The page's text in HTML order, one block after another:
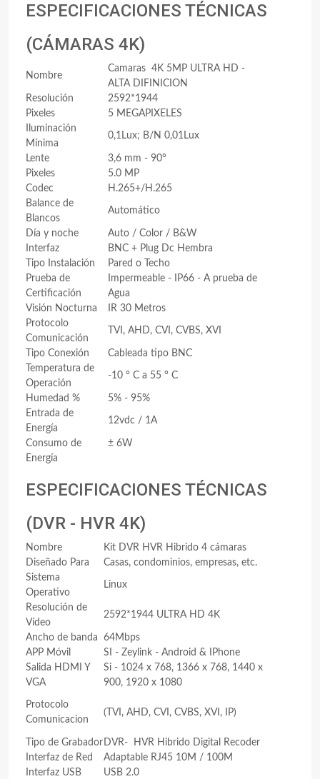
ESPECIFICACIONES TÉCNICAS
(CÁMARAS 4K)
Nombre
Camaras 4K 5MP ULTRA HD -
ALTA DIFINICION
Resolución
2592*1944
Pixeles
5 MEGAPIXELES
Iluminación
Mínima
0,1Lux; B/N 0,01Lux
Lente
3,6 mm - 90°
Pixeles
5.0 MP
Codec
H.265+/H.265
Balance de
Blancos
Automático
Día y noche
Auto / Color / B&W
Interfaz
BNC + Plug Dc Hembra
Tipo Instalación
Pared o Techo
Prueba de
Certificación
Impermeable - IP66 - A prueba de
Agua
Visión Nocturna
IR 30 Metros
Protocolo
Comunicación
TVI, AHD, CVI, CVBS, XVI
Tipo Conexión
Cableada tipo BNC
Temperatura de
Operación
-10 ° C a 55 ° C
Humedad %
5% - 95%
Entrada de
Energía
12vdc / 1A
Consumo de
Energía
± 6W
ESPECIFICACIONES TÉCNICAS
(DVR - HVR 4K)
Nombre
Kit DVR HVR Hibrido 4 cámaras
Diseñado Para
Casas, condominios, empresas, etc.
Sistema
Operativo
Linux
Resolución de
Vídeo
2592*1944 ULTRA HD 4K
Ancho de banda
64Mbps
APP Móvil
SI - Zeylink - Android & IPhone
Salida HDMI Y
VGA
Si - 1024 x 768, 1366 x 768, 1440 x
900, 1920 x 1080
Protocolo
Comunicacion
(TVI, AHD, CVI, CVBS, XVI, IP)
Tipo de Grabador DVR- HVR Hibrido Digital Recoder
Interfaz de Red
Adaptable RJ45 10M / 100M
Interfaz USB
USB 2.0